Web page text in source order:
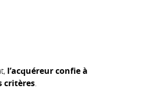
l’acquéreur confie à
critères.